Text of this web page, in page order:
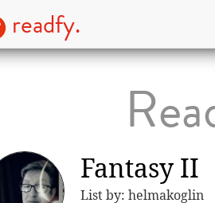
readfy.
Fantasy II
List by: helmakoglin